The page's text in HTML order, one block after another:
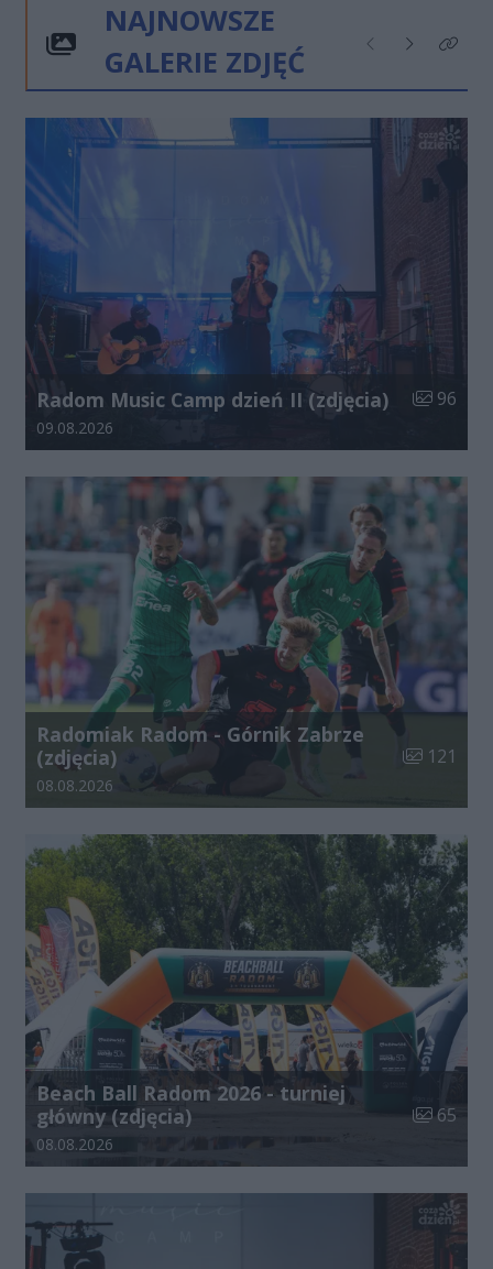
NAJNOWSZE
GALERIE ZDJĘĆ
Poprzednie
NastępneKliknij
Radom Music Camp dzień II (zdjęcia) Liczba
96
Data dodania galerii:
09.08.2026
Radomiak Radom - Górnik Zabrze
(zdjęcia)
Liczba
121
Data dodania galerii:
08.08.2026
Beach Ball Radom 2026 - turniej
główny (zdjęcia)
Liczba
65
Data dodania galerii:
08.08.2026